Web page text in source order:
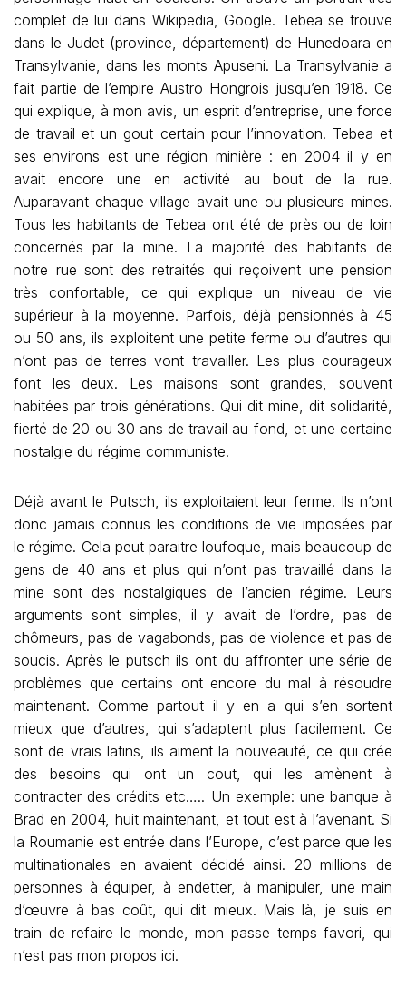
complet de lui dans Wikipedia, Google. Tebea se trouve
dans le Judet (province, département) de Hunedoara en
Transylvanie, dans les monts Apuseni. La Transylvanie a
fait partie de l’empire Austro Hongrois jusqu’en 1918. Ce
qui explique, à mon avis, un esprit d’entreprise, une force
de travail et un gout certain pour l’innovation. Tebea et
ses environs est une région minière : en 2004 il y en
avait encore une en activité au bout de la rue.
Auparavant chaque village avait une ou plusieurs mines.
Tous les habitants de Tebea ont été de près ou de loin
concernés par la mine. La majorité des habitants de
notre rue sont des retraités qui reçoivent une pension
très confortable, ce qui explique un niveau de vie
supérieur à la moyenne. Parfois, déjà pensionnés à 45
ou 50 ans, ils exploitent une petite ferme ou d’autres qui
n’ont pas de terres vont travailler. Les plus courageux
font les deux. Les maisons sont grandes, souvent
habitées par trois générations. Qui dit mine, dit solidarité,
fierté de 20 ou 30 ans de travail au fond, et une certaine
nostalgie du régime communiste.
Déjà avant le Putsch, ils exploitaient leur ferme. Ils n’ont
donc jamais connus les conditions de vie imposées par
le régime. Cela peut paraitre loufoque, mais beaucoup de
gens de 40 ans et plus qui n’ont pas travaillé dans la
mine sont des nostalgiques de l’ancien régime. Leurs
arguments sont simples, il y avait de l’ordre, pas de
chômeurs, pas de vagabonds, pas de violence et pas de
soucis. Après le putsch ils ont du affronter une série de
problèmes que certains ont encore du mal à résoudre
maintenant. Comme partout il y en a qui s’en sortent
mieux que d’autres, qui s’adaptent plus facilement. Ce
sont de vrais latins, ils aiment la nouveauté, ce qui crée
des besoins qui ont un cout, qui les amènent à
contracter des crédits etc….. Un exemple: une banque à
Brad en 2004, huit maintenant, et tout est à l’avenant. Si
la Roumanie est entrée dans l’Europe, c’est parce que les
multinationales en avaient décidé ainsi. 20 millions de
personnes à équiper, à endetter, à manipuler, une main
d’œuvre à bas coût, qui dit mieux. Mais là, je suis en
train de refaire le monde, mon passe temps favori, qui
n’est pas mon propos ici.